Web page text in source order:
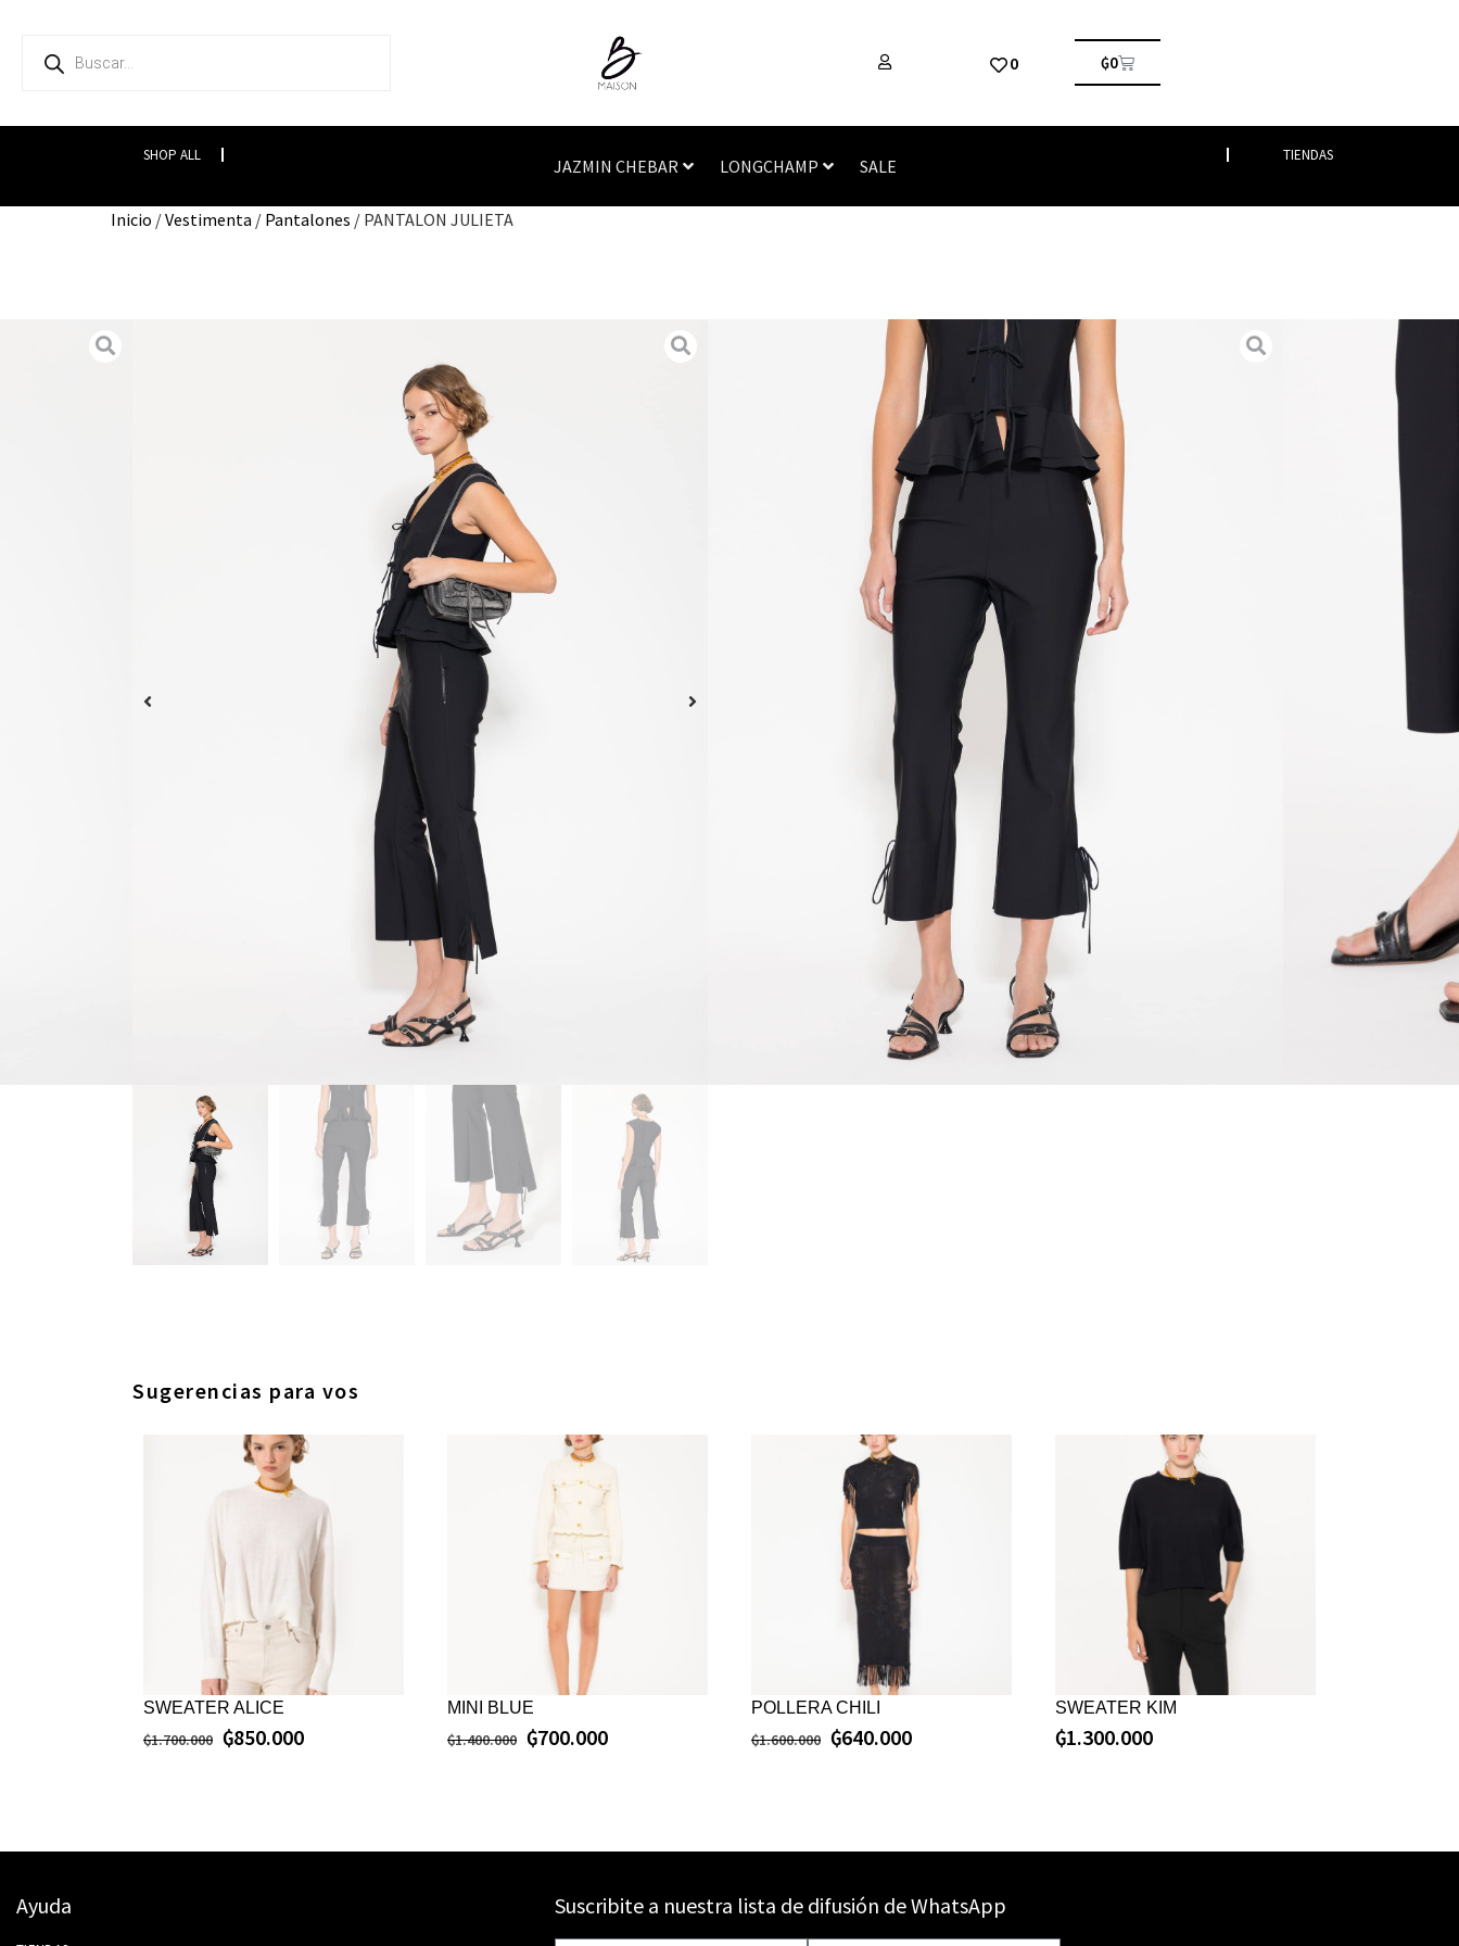
0 ₲0
SHOP ALL
JAZMIN CHEBAR LONGCHAMP SALE
TIENDAS
Inicio /Vestimenta / Pantalones / PANTALON JULIETA
Vestimenta/ Pantalones / PANTALON JULIETA
JAZMIN CHEBAR
PANTALON JULIETA
Pantalones , Vestimenta
Pantalón Julieta con cintura rebatida y acceso en lateral mediante cierre
de níquel. Lleva pinzas que entallan en delantero y espalda; y un tajo en
ruedo terminado con bies de poplín y moño. Fit flare.
Composición: 80% poliamida 20% elastano
Este producto no está disponible porque no quedan existencias.
Añadir al Wishlist
Sugerencias para vos
SWEATER ALICE
₲1.700.000 ₲850.000
MINI BLUE
₲1.400.000 ₲700.000
POLLERA CHILI
₲1.600.000 ₲640.000
SWEATER KIM
₲1.300.000
Ayuda Suscribite a nuestra lista de difusión de WhatsApp